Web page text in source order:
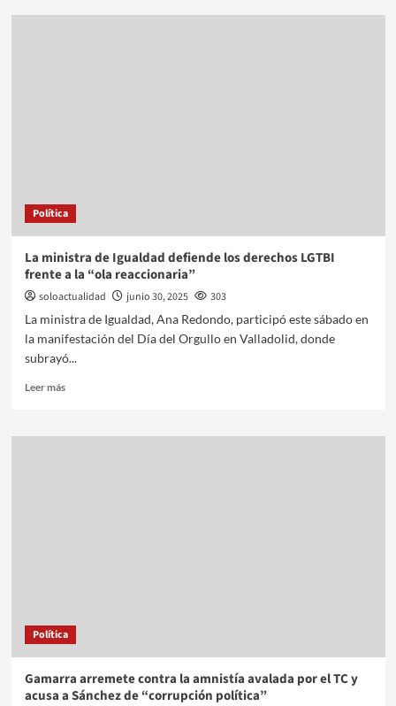
Política
La ministra de Igualdad defiende los derechos LGTBI
frente a la “ola reaccionaria”
soloactualidad junio 30, 2025
303
La ministra de Igualdad, Ana Redondo, participó este sábado en
la manifestación del Día del Orgullo en Valladolid, donde
subrayó...
Leer más
Política
Gamarra arremete contra la amnistía avalada por el TC y
acusa a Sánchez de “corrupción política”